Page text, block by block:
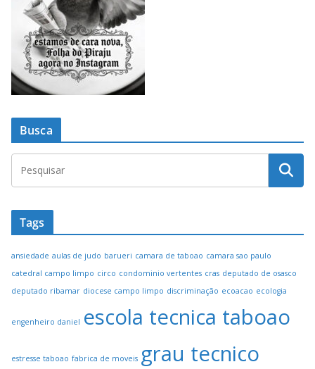
Busca
Tags
ansiedade aulas de judo barueri camara de taboao camara sao paulo
catedral campo limpo circo condominio vertentes cras deputado de osasco
deputado ribamar diocese campo limpo discriminação ecoacao ecologia
engenheiro daniel escola tecnica taboao
estresse taboao fabrica de moveis grau tecnico